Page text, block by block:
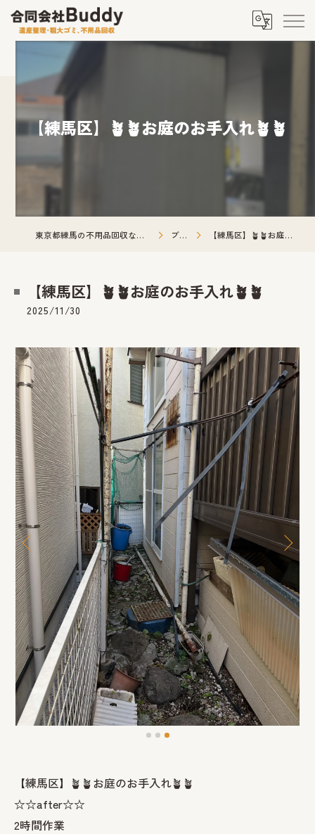
【練馬区】🪴🪴お庭のお手入れ🪴🪴
東京都練馬の不用品回収なら合同会社Buddy ブログ 【練馬区】🪴🪴お庭のお手入れ🪴🪴
【練馬区】🪴🪴お庭のお手入れ🪴🪴
2025/11/30
【練馬区】🪴🪴お庭のお手入れ🪴🪴
☆☆after☆☆
2時間作業